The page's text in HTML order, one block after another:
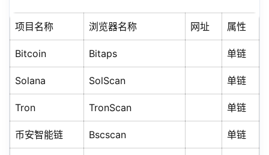
项目名称 浏览器名称 网址 属性
Bitcoin Bitaps 单链
Solana SolScan 单链
Tron TronScan 单链
币安智能链 Bscscan 单链